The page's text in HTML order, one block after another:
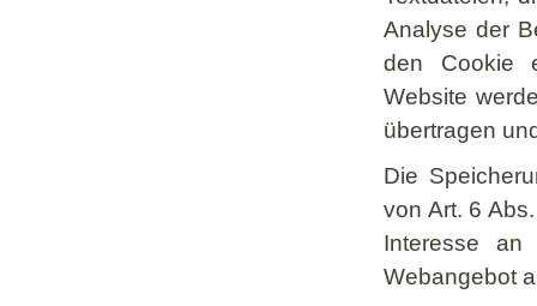
Analyse der
den Cookie
Website
übertragen
Die
von Art. 6
Interesse an
Webangebot